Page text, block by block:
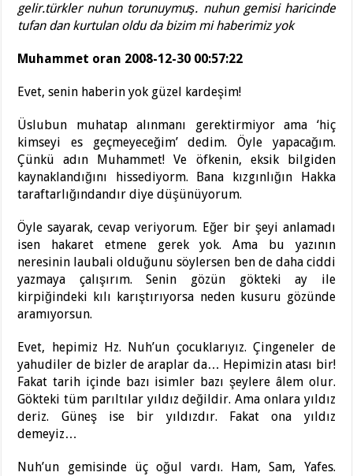
gelir.türkler nuhun torunuymuş. nuhun gemisi haricinde
tufan dan kurtulan oldu da bizim mi haberimiz yok
Muhammet oran 2008-12-30 00:57:22
Evet, senin haberin yok güzel kardeşim!
Üslubun muhatap alınmanı gerektirmiyor ama ‘hiç
kimseyi es geçmeyeceğim’ dedim. Öyle yapacağım.
Çünkü adın Muhammet! Ve öfkenin, eksik bilgiden
kaynaklandığını hissediyorm. Bana kızgınlığın Hakka
taraftarlığındandır diye düşünüyorum.
Öyle sayarak, cevap veriyorum. Eğer bir şeyi anlamadı
isen hakaret etmene gerek yok. Ama bu yazının
neresinin laubali olduğunu söylersen ben de daha ciddi
yazmaya çalışırım. Senin gözün gökteki ay ile
kirpiğindeki kılı karıştırıyorsa neden kusuru gözünde
aramıyorsun.
Evet, hepimiz Hz. Nuh’un çocuklarıyız. Çingeneler de
yahudiler de bizler de araplar da… Hepimizin atası bir!
Fakat tarih içinde bazı isimler bazı şeylere âlem olur.
Gökteki tüm parıltılar yıldız değildir. Ama onlara yıldız
deriz. Güneş ise bir yıldızdır. Fakat ona yıldız
demeyiz…
Nuh’un gemisinde üç oğul vardı. Ham, Sam, Yafes.